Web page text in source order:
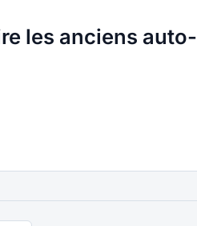
les anciens auto-